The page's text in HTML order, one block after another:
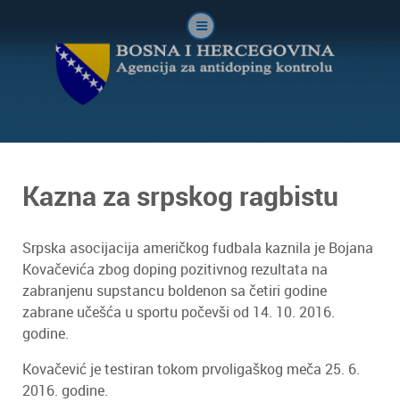
Kazna za srpskog ragbistu
Srpska asocijacija američkog fudbala kaznila je Bojana
Kovačevića zbog doping pozitivnog rezultata na
zabranjenu supstancu boldenon sa četiri godine
zabrane učešća u sportu počevši od 14. 10. 2016.
godine.
Kovačević je testiran tokom prvoligaškog meča 25. 6.
2016. godine.